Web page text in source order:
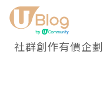
社群創作有價企劃